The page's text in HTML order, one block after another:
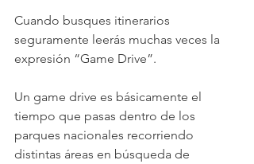
Cuando busques itinerarios
seguramente leerás muchas veces la
expresión “Game Drive”.
Un game drive es básicamente el
tiempo que pasas dentro de los
parques nacionales recorriendo
distintas áreas en búsqueda de